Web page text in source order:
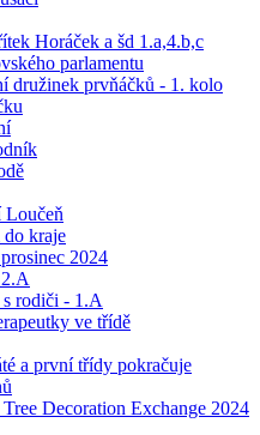
Horáček a šd 1.a,4.b,c
parlamentu
družinek prvňáčků - 1. kolo
Loučeň
kraje
2024
rodiči - 1.A
ve třídě
a první třídy pokračuje
Decoration Exchange 2024